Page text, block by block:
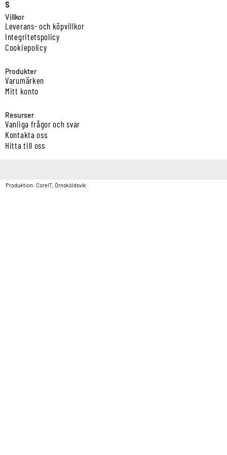
s
Villkor
Leverans- och köpvillkor
Integritetspolicy
Cookiepolicy
Produkter
Varumärken
Mitt konto
Resurser
Vanliga frågor och svar
Kontakta oss
Hitta till oss
Produktion: CoreIT, Örnsköldsvik